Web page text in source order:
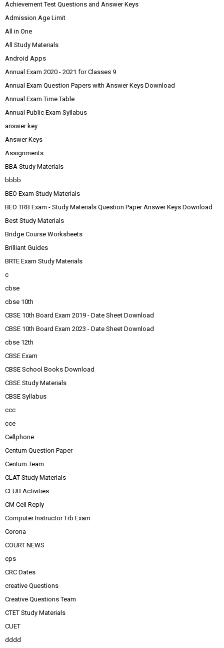
Achievement Test Questions and Answer Keys
Admission Age Limit
All in One
All Study Materials
Android Apps
Annual Exam 2020 - 2021 for Classes 9
Annual Exam Question Papers with Answer Keys Download
Annual Exam Time Table
Annual Public Exam Syllabus
answer key
Answer Keys
Assignments
BBA Study Materials
bbbb
BEO Exam Study Materials
BEO TRB Exam - Study Materials Question Paper Answer Keys Download
Best Study Materials
Bridge Course Worksheets
Brilliant Guides
BRTE Exam Study Materials
c
cbse
cbse 10th
CBSE 10th Board Exam 2019 - Date Sheet Download
CBSE 10th Board Exam 2023 - Date Sheet Download
cbse 12th
CBSE Exam
CBSE School Books Download
CBSE Study Materials
CBSE Syllabus
ccc
cce
Cellphone
Centum Question Paper
Centum Team
CLAT Study Materials
CLUB Activities
CM Cell Reply
Computer Instructor Trb Exam
Corona
COURT NEWS
cps
CRC Dates
creative Questions
Creative Questions Team
CTET Study Materials
CUET
dddd